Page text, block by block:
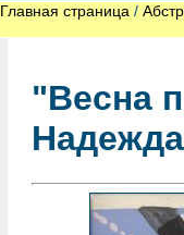
Главная страница /
"Весна